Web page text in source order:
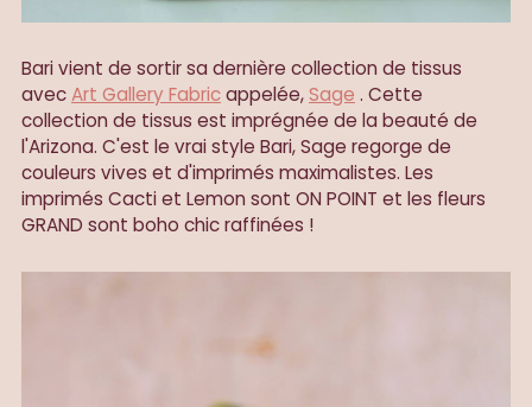
Bari vient de sortir sa dernière collection de tissus
avecArt Gallery Fabricappelée,Sage . Cette
collection de tissus est imprégnée de la beauté de
l'Arizona. C'est le vrai style Bari, Sage regorge de
couleurs vives et d'imprimés maximalistes. Les
imprimés Cacti et Lemon sont ON POINT et les fleurs
GRAND sont boho chic raffinées !